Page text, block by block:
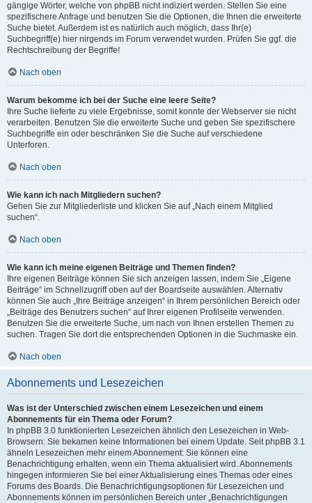
gängige Wörter, welche von phpBB nicht indiziert werden. Stellen Sie eine
spezifischere Anfrage und benutzen Sie die Optionen, die Ihnen die erweiterte
Suche bietet. Außerdem ist es natürlich auch möglich, dass Ihr(e)
Suchbegriff(e) hier nirgends im Forum verwendet wurden. Prüfen Sie ggf. die
Rechtschreibung der Begriffe!
Nach oben
Warum bekomme ich bei der Suche eine leere Seite?
Ihre Suche lieferte zu viele Ergebnisse, somit konnte der Webserver sie nicht
verarbeiten. Benutzen Sie die erweiterte Suche und geben Sie spezifischere
Suchbegriffe ein oder beschränken Sie die Suche auf verschiedene
Unterforen.
Nach oben
Wie kann ich nach Mitgliedern suchen?
Gehen Sie zur Mitgliederliste und klicken Sie auf „Nach einem Mitglied
suchen“.
Nach oben
Wie kann ich meine eigenen Beiträge und Themen finden?
Ihre eigenen Beiträge können Sie sich anzeigen lassen, indem Sie „Eigene
Beiträge“ im Schnellzugriff oben auf der Boardseite auswählen. Alternativ
können Sie auch „Ihre Beiträge anzeigen“ in Ihrem persönlichen Bereich oder
„Beiträge des Benutzers suchen“ auf Ihrer eigenen Profilseite verwenden.
Benutzen Sie die erweiterte Suche, um nach von Ihnen erstellen Themen zu
suchen. Tragen Sie dort die entsprechenden Optionen in die Suchmaske ein.
Nach oben
Abonnements und Lesezeichen
Was ist der Unterschied zwischen einem Lesezeichen und einem
Abonnements für ein Thema oder Forum?
In phpBB 3.0 funktionierten Lesezeichen ähnlich den Lesezeichen in Web-
Browsern: Sie bekamen keine Informationen bei einem Update. Seit phpBB 3.1
ähneln Lesezeichen mehr einem Abonnement: Sie können eine
Benachrichtigung erhalten, wenn ein Thema aktualisiert wird. Abonnements
hingegen informieren Sie bei einer Aktualisierung eines Themas oder eines
Forums des Boards. Die Benachrichtigungsoptionen für Lesezeichen und
Abonnements können im persönlichen Bereich unter „Benachrichtigungen